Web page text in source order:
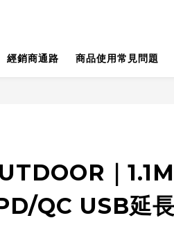
經銷商通路 商品使用常見問題
｜1.1M
QC USB延